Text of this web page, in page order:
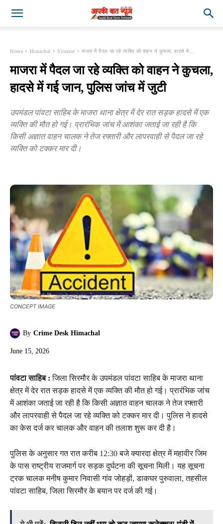
Home Himachal Sirmaur माजरा में पैदल जा रहे व्यक्ति को वाहन ने कुचला, हादसे में...
माजरा में पैदल जा रहे व्यक्ति को वाहन ने कुचला,
हादसे में गई जान, पुलिस जांच में जुटी
उपमंडल पांवटा साहिब के माजरा थाना क्षेत्र में देर रात सड़क हादसे में एक
व्यक्ति की मौत हो गई। प्रारंभिक जांच में आशंका जताई जा रही है कि
किसी अज्ञात वाहन चालक ने तेज रफ्तारी और लापरवाही से पैदल जा रहे
व्यक्ति को टक्कर मार दी।
CONCEPT IMAGE
By Crime Desk Himachal
June 15, 2026
पांवटा साहिब : जिला सिरमौर के उपमंडल पांवटा साहिब के माजरा थाना
क्षेत्र में देर रात सड़क हादसे में एक व्यक्ति की मौत हो गई। प्रारंभिक जांच
में आशंका जताई जा रही है कि किसी अज्ञात वाहन चालक ने तेज रफ्तारी
और लापरवाही से पैदल जा रहे व्यक्ति को टक्कर मार दी। पुलिस ने हादसे
का केस दर्ज कर चालक और वाहन की तलाश शुरू कर दी है।
पुलिस के अनुसार गत रात करीब 12:30 बजे क्यारदा क्षेत्र में महावीर जिम
के पास राष्ट्रीय राजमार्ग पर सड़क दुर्घटना की सूचना मिली। यह सूचना
ट्रक चालक मनीष कुमार निवासी गांव जोहड़ों, डाकघर पुरुवाला, तहसील
पांवटा साहिब, जिला सिरमौर के बयान पर दर्ज की गई।